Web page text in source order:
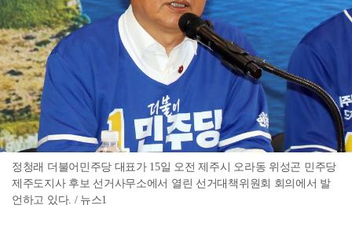
정청래 더불어민주당 대표가 15일 오전 제주시 오라동 위성곤 민주당
제주도지사 후보 선거사무소에서 열린 선거대책위원회 회의에서 발
언하고 있다. / 뉴스1